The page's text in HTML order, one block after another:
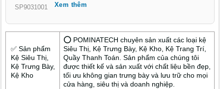
năm kinh nghiệm thường xuyên nhận được từ các chủ cửa
SP9031001 Xem thêm
✅ Sản phẩm
Kệ Siêu Thị,
Kệ Trưng Bày,
Kệ Kho
⭕ POMINATECH chuyên sản xuất các loại kệ
Siêu Thị, Kệ Trưng Bày, Kệ Kho, Kệ Trang Trí,
Quầy Thanh Toán. Sản phẩm của chúng tôi
được thiết kế và sản xuất với chất liệu bền đẹp,
tối ưu không gian trưng bày và lưu trữ cho mọi
cửa hàng, siêu thị và doanh nghiệp.